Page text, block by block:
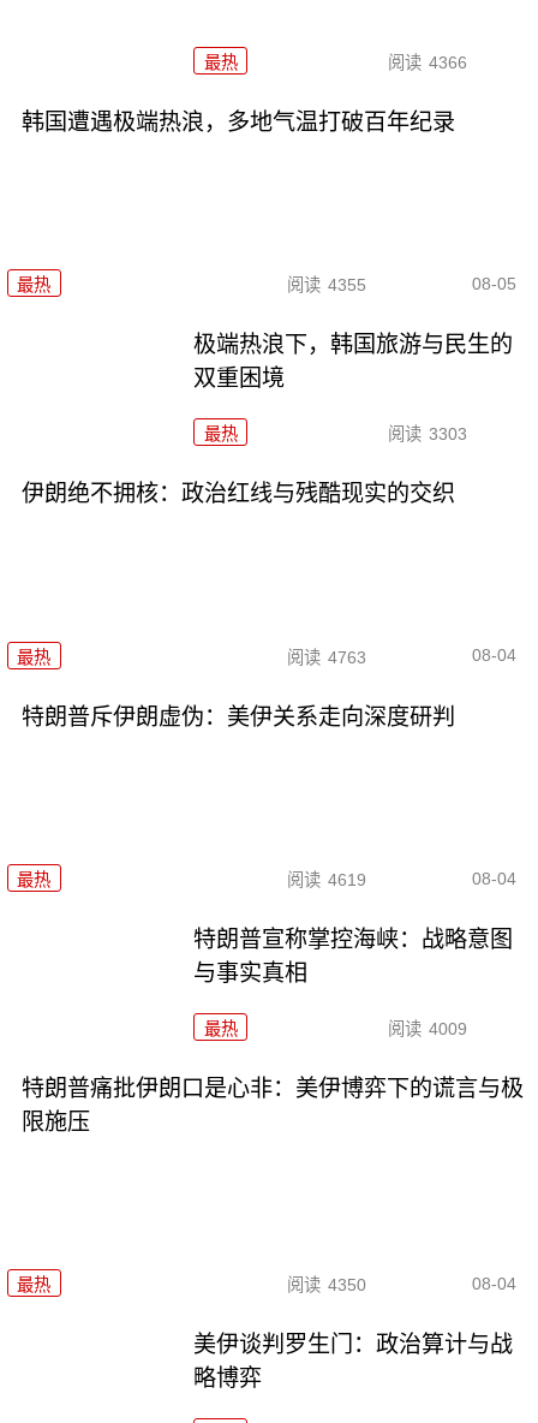
最热 阅读 4366
韩国遭遇极端热浪，多地气温打破百年纪录
最热 阅读 4355 08-05
极端热浪下，韩国旅游与民生的
双重困境
最热 阅读 3303
伊朗绝不拥核：政治红线与残酷现实的交织
最热 阅读 4763 08-04
特朗普斥伊朗虚伪：美伊关系走向深度研判
最热 阅读 4619 08-04
特朗普宣称掌控海峡：战略意图
与事实真相
最热 阅读 4009
特朗普痛批伊朗口是心非：美伊博弈下的谎言与极
限施压
最热 阅读 4350 08-04
美伊谈判罗生门：政治算计与战
略博弈